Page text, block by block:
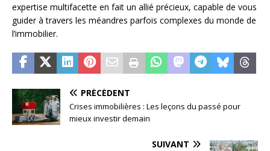
expertise multifacette en fait un allié précieux, capable de vous
guider à travers les méandres parfois complexes du monde de
l’immobilier.
PRÉCÉDENT
Crises immobilières : Les leçons du passé pour
mieux investir demain
SUIVANT